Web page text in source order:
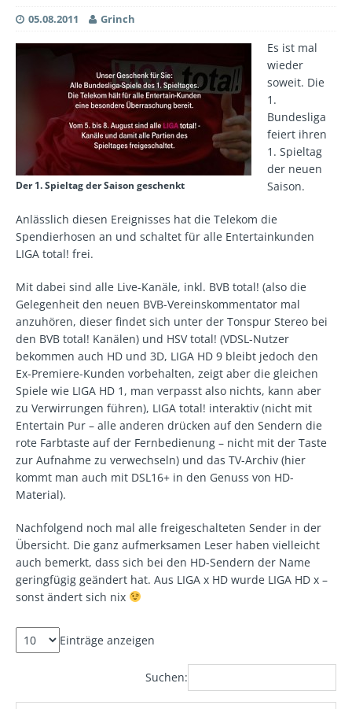
05.08.2011 Grinch
Der 1. Spieltag der Saison geschenkt
Es ist mal
wieder
soweit. Die
1.
Bundesliga
feiert ihren
1. Spieltag
der neuen
Saison.
Anlässlich diesen Ereignisses hat die Telekom die
Spendierhosen an und schaltet für alle Entertainkunden
LIGA total! frei.
Mit dabei sind alle Live-Kanäle, inkl. BVB total! (also die
Gelegenheit den neuen BVB-Vereinskommentator mal
anzuhören, dieser findet sich unter der Tonspur Stereo bei
den BVB total! Kanälen) und HSV total! (VDSL-Nutzer
bekommen auch HD und 3D, LIGA HD 9 bleibt jedoch den
Ex-Premiere-Kunden vorbehalten, zeigt aber die gleichen
Spiele wie LIGA HD 1, man verpasst also nichts, kann aber
zu Verwirrungen führen), LIGA total! interaktiv (nicht mit
Entertain Pur – alle anderen drücken auf den Sendern die
rote Farbtaste auf der Fernbedienung – nicht mit der Taste
zur Aufnahme zu verwechseln) und das TV-Archiv (hier
kommt man auch mit DSL16+ in den Genuss von HD-
Material).
Nachfolgend noch mal alle freigeschalteten Sender in der
Übersicht. Die ganz aufmerksamen Leser haben vielleicht
auch bemerkt, dass sich bei den HD-Sendern der Name
geringfügig geändert hat. Aus LIGA x HD wurde LIGA HD x –
sonst ändert sich nix
Einträge anzeigen
Suchen: